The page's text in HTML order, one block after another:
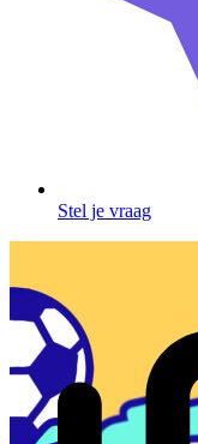
Stel je vraag